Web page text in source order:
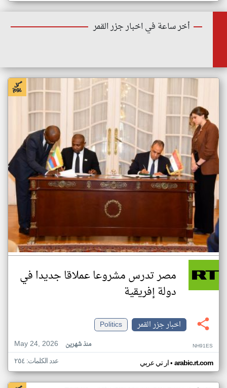
أخر ساعة في اخبار جزر القمر
مصر تدرس مشروعا عملاقا جديدا في
دولة إفريقية
اخبار جزر القمر
Politics
May 24, 2026
منذ شهرين NH91ES
ار تي عربي• arabic.rt.com عدد الكلمات: ٢٥٤